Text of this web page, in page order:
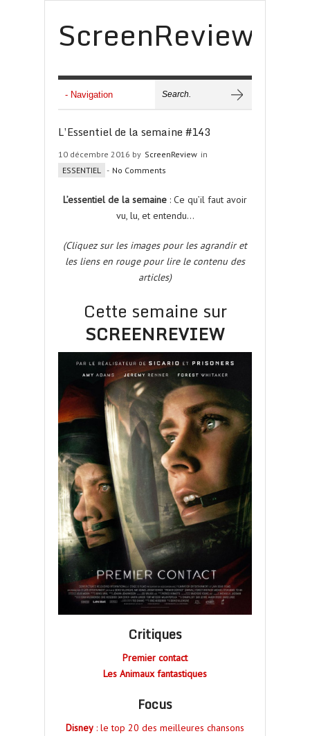
ScreenReview
L’Essentiel de la semaine #143
10 décembre 2016 by ScreenReview in
ESSENTIEL - No Comments
L’essentiel de la semaine : Ce qu’il faut avoir
vu, lu, et entendu…
(Cliquez sur les images pour les agrandir et
les liens en rouge pour lire le contenu des
articles)
Cette semaine sur
SCREENREVIEW
Critiques
Premier contact
Les Animaux fantastiques
Focus
Disney : le top 20 des meilleures chansons